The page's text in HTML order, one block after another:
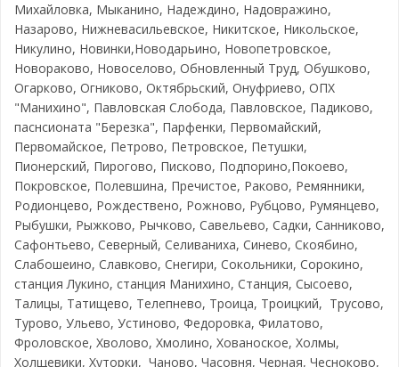
Михайловка, Мыканино, Надеждино, Надовражино,
Назарово, Нижневасильевское, Никитское, Никольское,
Никулино, Новинки,Новодарьино, Новопетровское,
Новораково, Новоселово, Обновленный Труд, Обушково,
Огарково, Огниково, Октябрьский, Онуфриево, ОПХ
"Манихино", Павловская Слобода, Павловское, Падиково,
паснсионата "Березка", Парфенки, Первомайский,
Первомайское, Петрово, Петровское, Петушки,
Пионерский, Пирогово, Писково, Подпорино,Покоево,
Покровское, Полевшина, Пречистое, Раково, Ремянники,
Родионцево, Рождествено, Рожново, Рубцово, Румянцево,
Рыбушки, Рыжково, Рычково, Савельево, Садки, Санниково,
Сафонтьево, Северный, Селиваниха, Синево, Скоябино,
Слабошеино, Славково, Снегири, Сокольники, Сорокино,
станция Лукино, станция Манихино, Станция, Сысоево,
Талицы, Татищево, Телепнево, Троица, Троицкий, Трусово,
Турово, Ульево, Устиново, Федоровка, Филатово,
Фроловское, Хволово, Хмолино, Хованоское, Холмы,
Холщевики, Хуторки, Чаново, Часовня, Черная, Чесноково,